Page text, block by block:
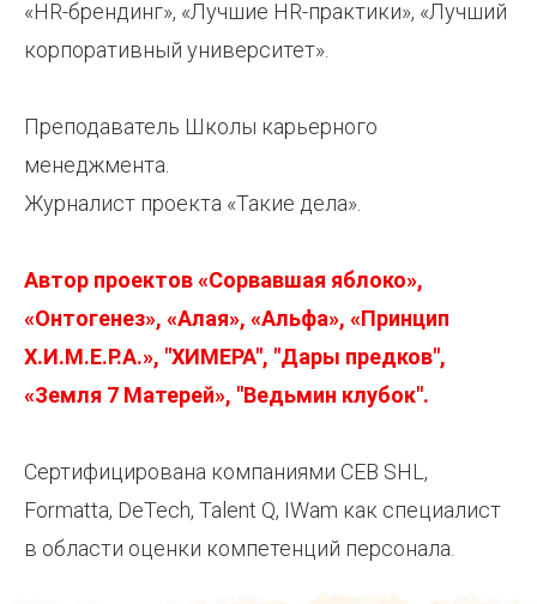
«HR-брендинг», «Лучшие HR-практики», «Лучший
корпоративный университет».
Преподаватель Школы карьерного
менеджмента.
Журналист проекта «Такие дела».
Автор проектов «Сорвавшая яблоко»,
«Онтогенез», «Алая», «Альфа», «Принцип
Х.И.М.Е.Р.А.», "ХИМЕРА", "Дары предков",
«Земля 7 Матерей», "Ведьмин клубок".
Сертифицирована компаниями CEB SHL,
Formatta, DeTech, Talent Q, IWam как специалист
в области оценки компетенций персонала.